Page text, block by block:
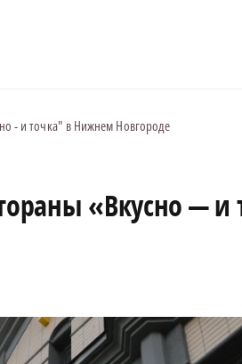
- и точка" в Нижнем Новгороде
«Вкусно —